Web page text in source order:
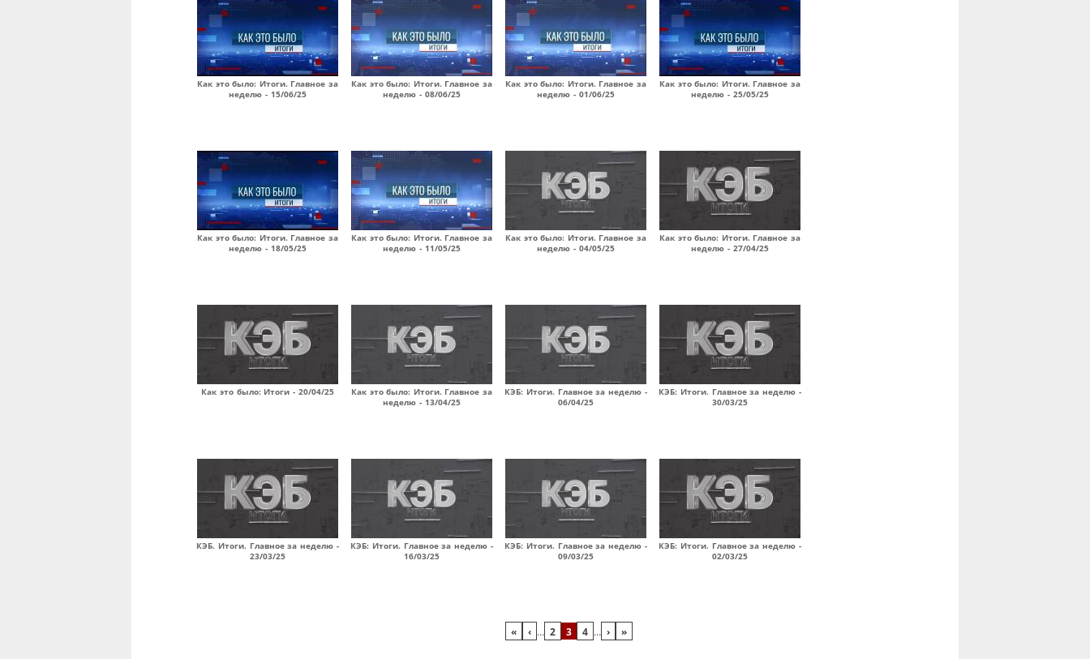
Как это было: Итоги. Главное за
неделю - 15/06/25
Как это было: Итоги. Главное за
неделю - 08/06/25
Как это было: Итоги. Главное за
неделю - 01/06/25
Как это было: Итоги. Главное за
неделю - 25/05/25
Как это было: Итоги. Главное за
неделю - 18/05/25
Как это было: Итоги. Главное за
неделю - 11/05/25
Как это было: Итоги. Главное за
неделю - 04/05/25
Как это было: Итоги. Главное за
неделю - 27/04/25
Как это было: Итоги - 20/04/25
Как это было: Итоги. Главное за
неделю - 13/04/25
КЭБ: Итоги. Главное за неделю -
06/04/25
КЭБ: Итоги. Главное за неделю -
30/03/25
КЭБ. Итоги. Главное за неделю -
23/03/25
КЭБ: Итоги. Главное за неделю -
16/03/25
КЭБ: Итоги. Главное за неделю -
09/03/25
КЭБ: Итоги. Главное за неделю -
02/03/25
« ‹ … 2 3 4 … › »